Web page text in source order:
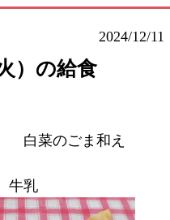
2024/12/11
）の給食
白菜のごま和え
乳